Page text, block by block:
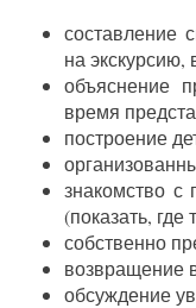
составление
на экскурсию,
объяснение
время
построение
знакомство с
(показать, где
собственно
возвращение
обсуждение